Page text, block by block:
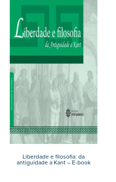
Liberdade e filosofia: da
antiguidade a Kant – E-book